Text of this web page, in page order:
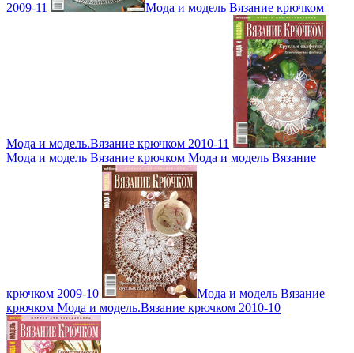
2009-11 Мода и модель Вязание крючком
Мода и модель.Вязание крючком 2010-11
Мода и модель Вязание крючком Мода и модель Вязание
крючком 2009-10
Мода и модель Вязание
крючком Мода и модель.Вязание крючком 2010-10